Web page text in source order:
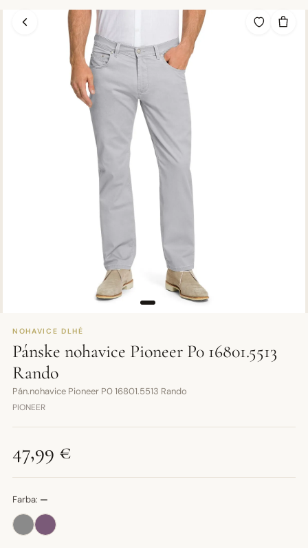
NOHAVICE DLHÉ
Pánske nohavice Pioneer P0 16801.5513
Rando
Pán.nohavice Pioneer P0 16801.5513 Rando
PIONEER
47,99 €
Farba: —